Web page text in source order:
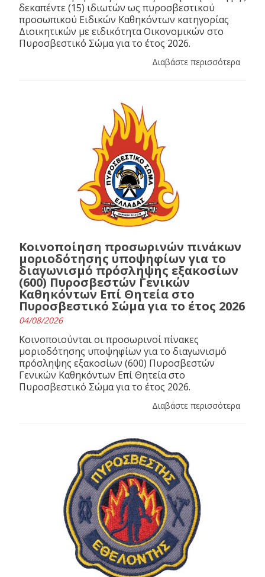
δεκαπέντε (15) ιδιωτών ως πυροσβεστικού
προσωπικού Ειδικών Καθηκόντων κατηγορίας
Διοικητικών με ειδικότητα Οικονομικών στο
Πυροσβεστικό Σώμα για το έτος 2026.
Διαβάστε περισσότερα
Κοινοποίηση προσωρινών πινάκων
μοριοδότησης υποψηφίων για το
διαγωνισμό πρόσληψης εξακοσίων
(600) Πυροσβεστών Γενικών
Καθηκόντων Επί Θητεία στο
Πυροσβεστικό Σώμα για το έτος 2026
04/08/2026
Κοινοποιούνται οι προσωρινοί πίνακες
μοριοδότησης υποψηφίων για το διαγωνισμό
πρόσληψης εξακοσίων (600) Πυροσβεστών
Γενικών Καθηκόντων Επί Θητεία στο
Πυροσβεστικό Σώμα για το έτος 2026.
Διαβάστε περισσότερα